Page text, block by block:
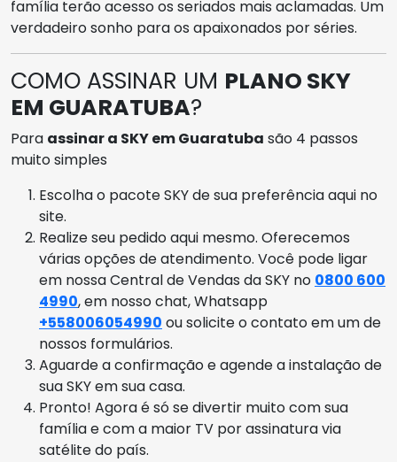
família terão acesso os seriados mais aclamadas. Um
verdadeiro sonho para os apaixonados por séries.
COMO ASSINAR UM PLANO SKY
EM GUARATUBA?
Para assinar a SKY em Guaratuba são 4 passos
muito simples
Escolha o pacote SKY de sua preferência aqui no
site.
Realize seu pedido aqui mesmo. Oferecemos
várias opções de atendimento. Você pode ligar
em nossa Central de Vendas da SKY no 0800 600
4990, em nosso chat, Whatsapp
+558006054990 ou solicite o contato em um de
nossos formulários.
Aguarde a confirmação e agende a instalação de
sua SKY em sua casa.
Pronto! Agora é só se divertir muito com sua
família e com a maior TV por assinatura via
satélite do país.